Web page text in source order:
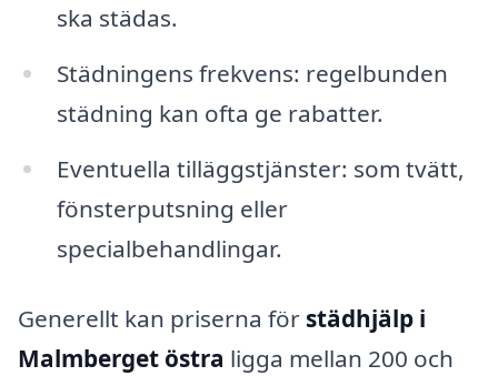
ska städas.
Städningens frekvens: regelbunden
städning kan ofta ge rabatter.
Eventuella tilläggstjänster: som tvätt,
fönsterputsning eller
specialbehandlingar.
Generellt kan priserna för städhjälp i
Malmberget östra ligga mellan 200 och